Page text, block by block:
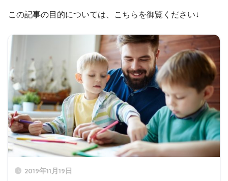
この記事の目的については、こちらを御覧ください↓
2019年11月19日